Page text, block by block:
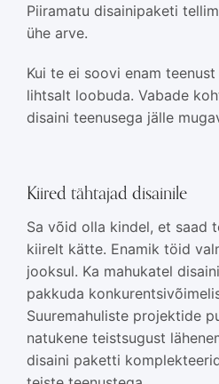
Piiramatu disainipaketi
ühe arve.
Kui te ei soovi enam
lihtsalt loobuda. Vabade
disaini teenusega jälle
Kiired tähtajad disainile
Sa võid olla kindel, et saad
kiirelt kätte. Enamik töid
jooksul. Ka mahukatel
pakkuda
Suuremahuliste projektide
natukene teistsugust
disaini paketti